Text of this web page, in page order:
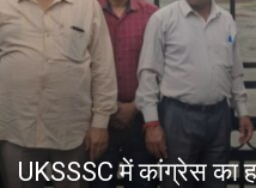
UKSSSC में कांग्रेस का